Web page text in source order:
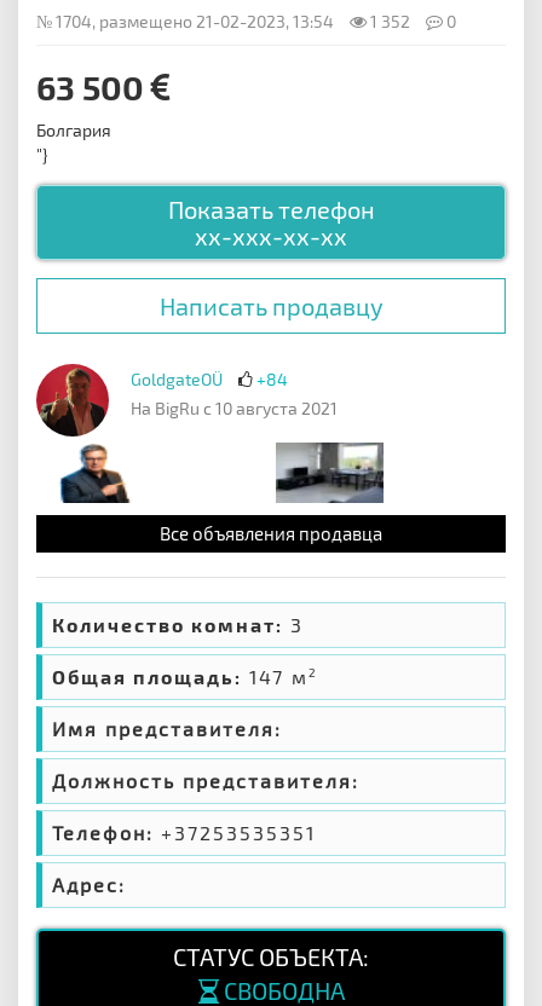
№ 1704, размещено 21-02-2023, 13:54 1 352 0
63 500
Болгария
"}
Показать телефон
xx-xxx-xx-xx
Написать продавцу
GoldgateOÜ
+84
На BigRu с 10 августа 2021
Все объявления продавца
Количество комнат: 3
Общая площадь: 147 м 2
Имя представителя:
Должность представителя:
Телефон: +37253535351
Адрес:
СТАТУС ОБЪЕКТА:
СВОБОДНА